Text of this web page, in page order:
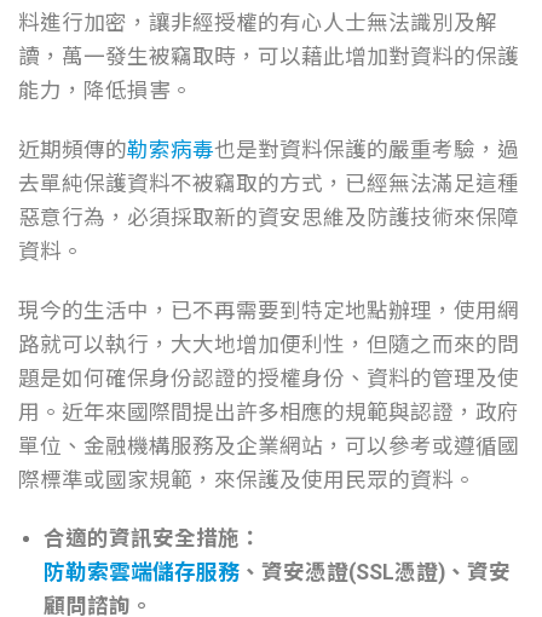
料進行加密，讓非經授權的有心人士無法識別及解
讀，萬一發生被竊取時，可以藉此增加對資料的保護
能力，降低損害。
近期頻傳的勒索病毒也是對資料保護的嚴重考驗，過
去單純保護資料不被竊取的方式，已經無法滿足這種
惡意行為，必須採取新的資安思維及防護技術來保障
資料。
現今的生活中，已不再需要到特定地點辦理，使用網
路就可以執行，大大地增加便利性，但隨之而來的問
題是如何確保身份認證的授權身份、資料的管理及使
用。近年來國際間提出許多相應的規範與認證，政府
單位、金融機構服務及企業網站，可以參考或遵循國
際標準或國家規範，來保護及使用民眾的資料。
合適的資訊安全措施：
防勒索雲端儲存服務、資安憑證(SSL憑證)、資安
顧問諮詢。